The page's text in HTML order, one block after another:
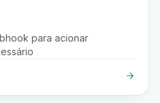
para acionar